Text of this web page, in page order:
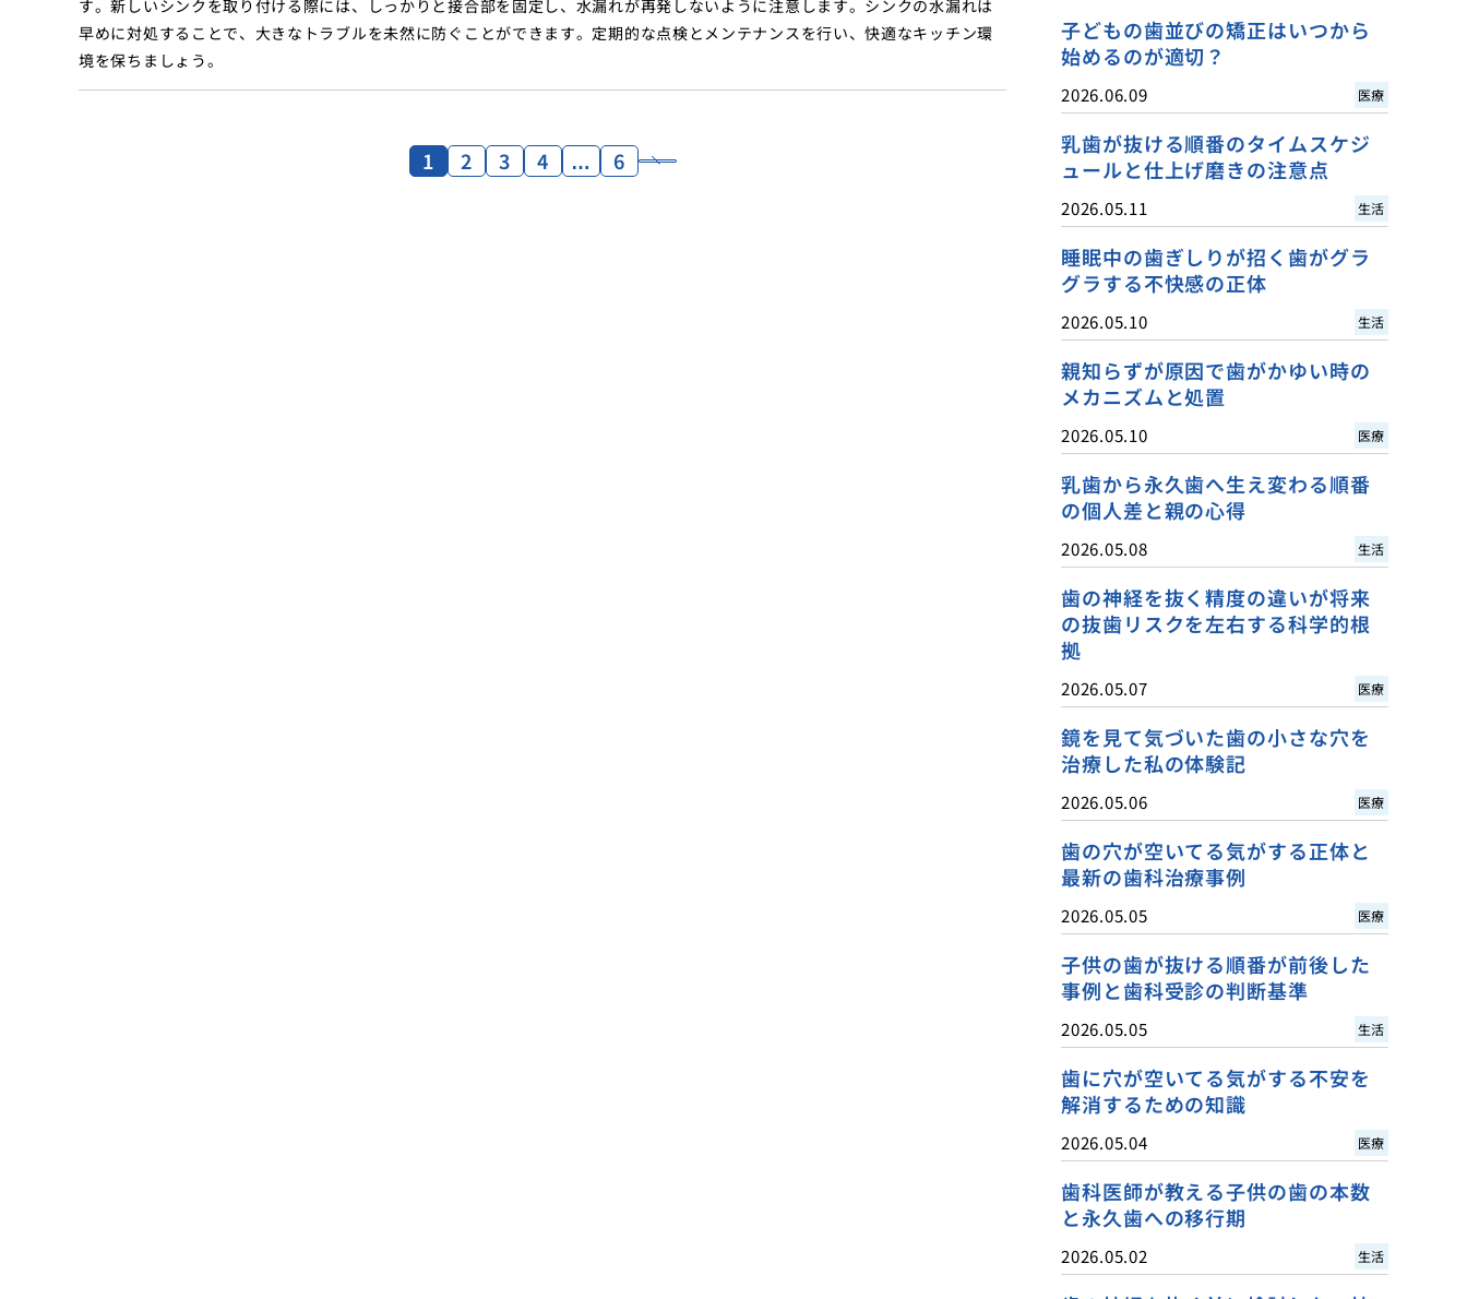
す。新しいシンクを取り付ける際には、しっかりと接合部を固定し、水漏れが再発しないように注意します。シンクの水漏れは
早めに対処することで、大きなトラブルを未然に防ぐことができます。定期的な点検とメンテナンスを行い、快適なキッチン環
境を保ちましょう。
1 2 3 4 … 6
子どもの歯並びの矯正はいつから
始めるのが適切？
2026.06.09 医療
乳歯が抜ける順番のタイムスケジ
ュールと仕上げ磨きの注意点
2026.05.11 生活
睡眠中の歯ぎしりが招く歯がグラ
グラする不快感の正体
2026.05.10 生活
親知らずが原因で歯がかゆい時の
メカニズムと処置
2026.05.10 医療
乳歯から永久歯へ生え変わる順番
の個人差と親の心得
2026.05.08 生活
歯の神経を抜く精度の違いが将来
の抜歯リスクを左右する科学的根
拠
2026.05.07 医療
鏡を見て気づいた歯の小さな穴を
治療した私の体験記
2026.05.06 医療
歯の穴が空いてる気がする正体と
最新の歯科治療事例
2026.05.05 医療
子供の歯が抜ける順番が前後した
事例と歯科受診の判断基準
2026.05.05 生活
歯に穴が空いてる気がする不安を
解消するための知識
2026.05.04 医療
歯科医師が教える子供の歯の本数
と永久歯への移行期
2026.05.02 生活